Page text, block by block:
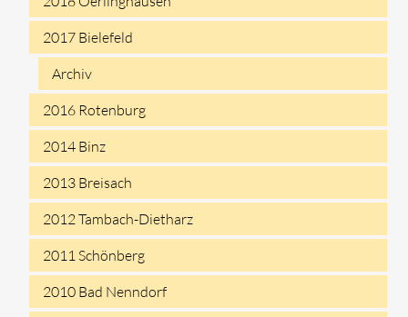
2017 Bielefeld
Archiv
2016 Rotenburg
2014 Binz
2013 Breisach
2012 Tambach-Dietharz
2011 Schönberg
2010 Bad Nenndorf